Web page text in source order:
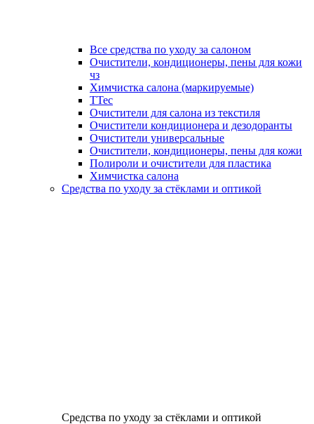
Все средства по уходу за салоном
Очистители, кондиционеры, пены для кожи
чз
Химчистка салона (маркируемые)
TTec
Очистители для салона из текстиля
Очистители кондиционера и дезодоранты
Очистители универсальные
Очистители, кондиционеры, пены для кожи
Полироли и очистители для пластика
Химчистка салона
Средства по уходу за стёклами и оптикой
Средства по уходу за стёклами и оптикой